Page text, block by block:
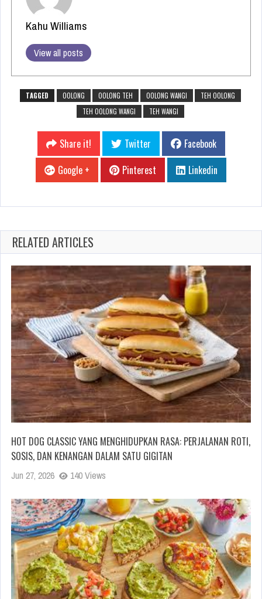
Kahu Williams
View all posts
TAGGED OOLONG OOLONG TEH OOLONG WANGI
TEH OOLONG
TEH OOLONG WANGI
TEH WANGI
Share it! Twitter
Facebook
Google +
Pinterest Linkedin
RELATED ARTICLES
HOT DOG CLASSIC YANG MENGHIDUPKAN RASA: PERJALANAN ROTI,
SOSIS, DAN KENANGAN DALAM SATU GIGITAN
Jun 27, 2026 140 Views